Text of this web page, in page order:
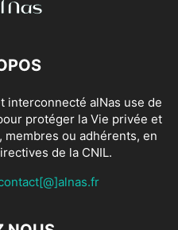
interconnecté alNas use de
protéger la Vie privée et
ou adhérents, en
de la CNIL.